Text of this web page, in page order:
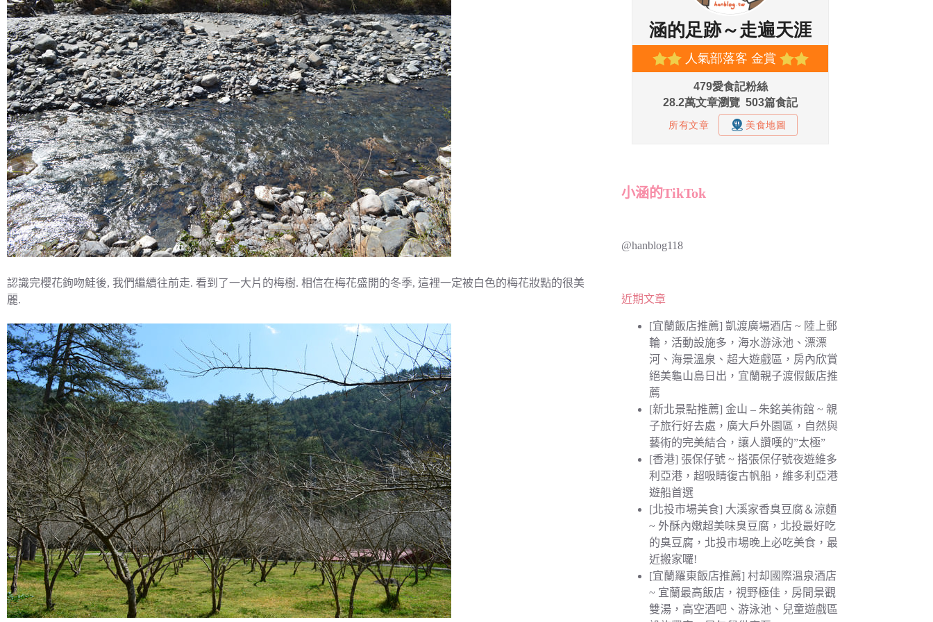
認識完櫻花鉤吻鮭後, 我們繼續往前走. 看到了一大片的梅樹. 相信在梅花盛開的冬季, 這裡一定被白色的梅花妝點的很美
麗.
小涵的TikTok
@hanblog118
近期文章
[宜蘭飯店推薦] 凱渡廣場酒店 ~ 陸上郵
輪，活動設施多，海水游泳池、漂漂
河、海景溫泉、超大遊戲區，房內欣賞
絕美龜山島日出，宜蘭親子渡假飯店推
薦
[新北景點推薦] 金山 – 朱銘美術館 ~ 親
子旅行好去處，廣大戶外園區，自然與
藝術的完美結合，讓人讚嘆的”太極”
[香港] 張保仔號 ~ 搭張保仔號夜遊維多
利亞港，超吸睛復古帆船，維多利亞港
遊船首選
[北投市場美食] 大溪家香臭豆腐＆涼麵
~ 外酥內嫩超美味臭豆腐，北投最好吃
的臭豆腐，北投市場晚上必吃美食，最
近搬家囉!
[宜蘭羅東飯店推薦] 村却國際溫泉酒店
~ 宜蘭最高飯店，視野極佳，房間景觀
雙湯，高空酒吧、游泳池、兒童遊戲區